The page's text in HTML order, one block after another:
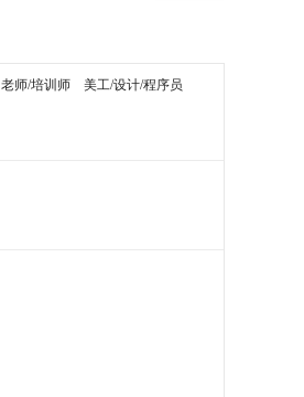
老师/培训师
美工/设计/程序员